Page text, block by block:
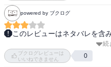
powered by ブクログ
このレビューはネタバレを含み
背景の書き込みがすごくて気に
細の線でキラキラが表現されて
続
ブクログレビューは
いいねできません
0